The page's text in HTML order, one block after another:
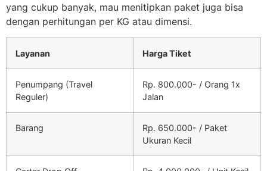
yang cukup banyak, mau menitipkan paket juga bisa
dengan perhitungan per KG atau dimensi.
Layanan Harga Tiket
Penumpang (Travel
Reguler)
Rp. 800.000- / Orang 1x
Jalan
Barang
Rp. 650.000- / Paket
Ukuran Kecil